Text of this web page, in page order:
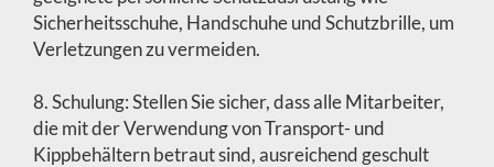
Sicherheitsschuhe, Handschuhe und Schutzbrille, um
Verletzungen zu vermeiden.
8. Schulung: Stellen Sie sicher, dass alle Mitarbeiter,
die mit der Verwendung von Transport- und
Kippbehältern betraut sind, ausreichend geschult